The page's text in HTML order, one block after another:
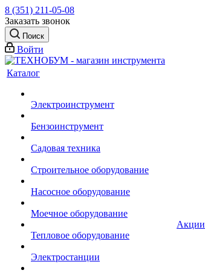
8 (351) 211-05-08
Заказать звонок
Поиск
Войти
Каталог
Электроинструмент
Бензоинструмент
Садовая техника
Строительное оборудование
Насосное оборудование
Моечное оборудование
Тепловое оборудование
Электростанции
Акции